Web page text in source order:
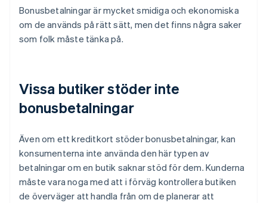
Bonusbetalningar är mycket smidiga och ekonomiska
om de används på rätt sätt, men det finns några saker
som folk måste tänka på.
Vissa butiker stöder inte
bonusbetalningar
Även om ett kreditkort stöder bonusbetalningar, kan
konsumenterna inte använda den här typen av
betalningar om en butik saknar stöd för dem. Kunderna
måste vara noga med att i förväg kontrollera butiken
de överväger att handla från om de planerar att